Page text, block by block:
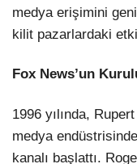
medya erişimini
kilit pazarlardaki
Fox News’un
1996 yılında,
medya
kanalı başlattı.